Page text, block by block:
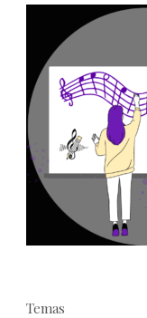
Temas